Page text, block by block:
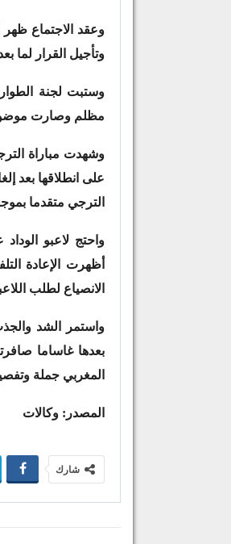
وعقد الاجتماع ظهر
وتأجيل القرار لما
وستبت لجنة
مظلم وصارت
وشهدت مباراة
الترجي متقدما
واحتج لاعبو
أظهرت الإعادة
الانصياع لطلب
بعدها غاساما
المغربي جملة
المصدر: وكالات
شارك